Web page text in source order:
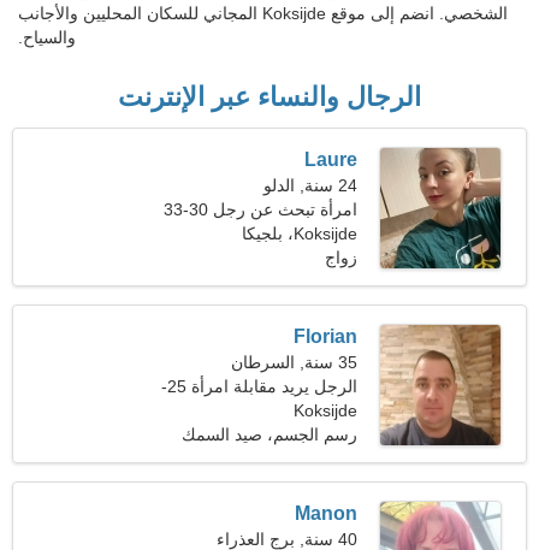
الشخصي. انضم إلى موقع Koksijde المجاني للسكان المحليين والأجانب
والسياح.
الرجال والنساء عبر الإنترنت
Laure
24 سنة, الدلو
امرأة تبحث عن رجل 30-33
Koksijde، بلجيكا
زواج
Florian
35 سنة, السرطان
الرجل يريد مقابلة امرأة 25-
33
Koksijde
رسم الجسم، صيد السمك
Manon
40 سنة, برج العذراء